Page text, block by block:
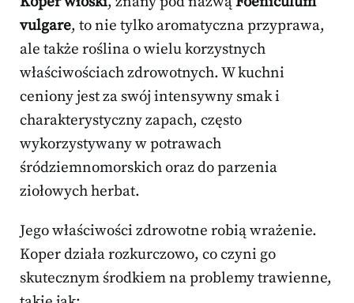
vulgare, to nie tylko aromatyczna przyprawa,
ale także roślina o wielu korzystnych
właściwościach zdrowotnych. W kuchni
ceniony jest za swój intensywny smak i
charakterystyczny zapach, często
wykorzystywany w potrawach
śródziemnomorskich oraz do parzenia
ziołowych herbat.
Jego właściwości zdrowotne robią wrażenie.
Koper działa rozkurczowo, co czyni go
skutecznym środkiem na problemy trawienne,